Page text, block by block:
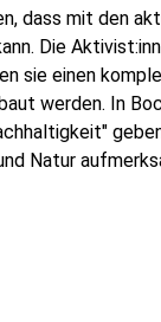
dass mit den
Die
sie einen
werden. In
Natur